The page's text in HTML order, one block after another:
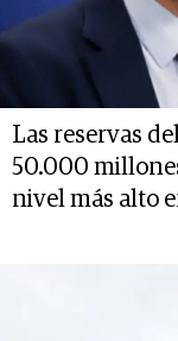
Las reservas
50.000
nivel más alto